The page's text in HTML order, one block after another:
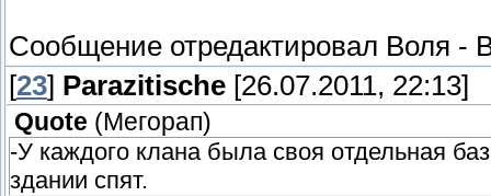
Сообщение отредактировал Воля -
[23] Parazitische [26.07.2011, 22:13]
Quote (Мегорап)
-У каждого клана была своя отдельная
здании спят.